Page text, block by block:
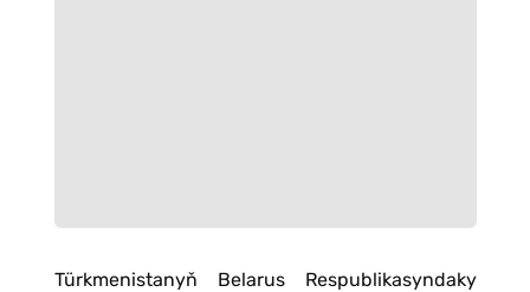
Türkmenistanyň Belarus Respublikasyndaky